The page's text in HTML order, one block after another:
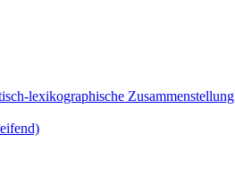
lexikographische Zusammenstellung